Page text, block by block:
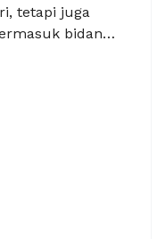
tetapi juga
bidang